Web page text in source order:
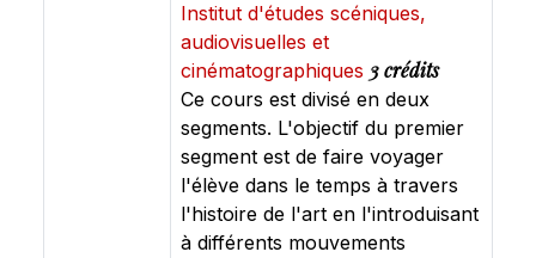
Institut d'études scéniques,
audiovisuelles et
cinématographiques 3 crédits
Ce cours est divisé en deux
segments. L'objectif du premier
segment est de faire voyager
l'élève dans le temps à travers
l'histoire de l'art en l'introduisant
à différents mouvements